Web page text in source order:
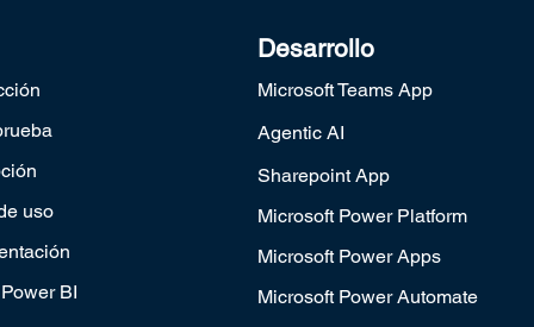
uso
BI
Desarrollo
Microsoft Teams App
Agentic AI
Sharepoint App
Microsoft Power Platform
Microsoft Power Apps
Microsoft Power Automate